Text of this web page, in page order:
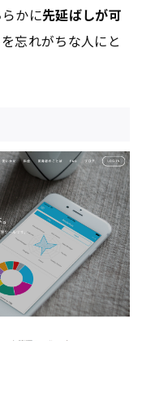
かに先延ばしが可
忘れがちな人にと